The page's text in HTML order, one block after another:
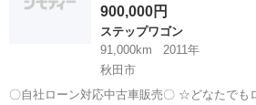
900,000円
ステップワゴン
91,000km
2011年
秋田市
〇自社ローン対応中古車販売〇 ☆どなたでもローン対応可能